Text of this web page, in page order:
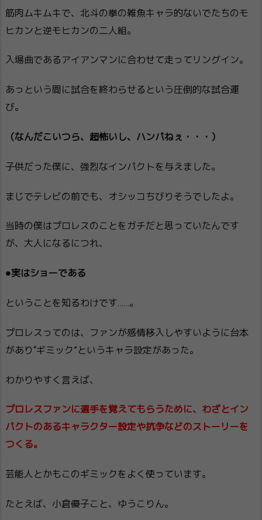
筋肉ムキムキで、北斗の拳の雑魚キャラ的ないでたちのモ
ヒカンと逆モヒカンの二人組。
入場曲であるアイアンマンに合わせて走ってリングイン。
あっという間に試合を終わらせるという圧倒的な試合運
び。
（なんだこいつら、超怖いし、ハンパねぇ・・・）
子供だった僕に、強烈なインパクトを与えました。
まじでテレビの前でも、オシッコちびりそうでしたよ。
当時の僕はプロレスのことをガチだと思っていたんです
が、大人になるにつれ、
●実はショーである
ということを知るわけです……。
プロレスってのは、ファンが感情移入しやすいように台本
があり“ギミック”というキャラ設定があった。
わかりやすく言えば、
プロレスファンに選手を覚えてもらうために、わざとイン
パクトのあるキャラクター設定や抗争などのストーリーを
つくる。
芸能人とかもこのギミックをよく使っています。
たとえば、小倉優子こと、ゆうこりん。